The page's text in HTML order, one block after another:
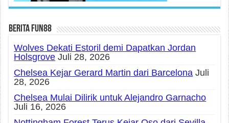
Berita fun88
Wolves Dekati Estoril demi Dapatkan Jordan
Holsgrove Juli 28, 2026
Chelsea Kejar Gerard Martin dari Barcelona Juli
28, 2026
Chelsea Mulai Dilirik untuk Alejandro Garnacho
Juli 16, 2026